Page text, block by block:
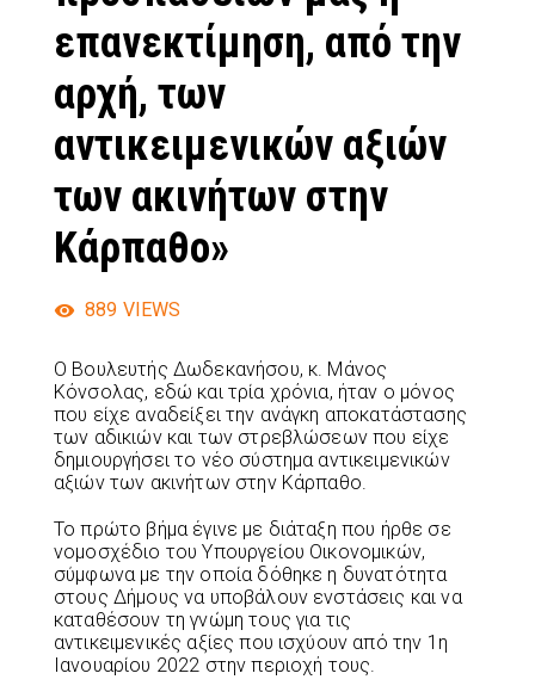
επανεκτίμηση, από την
αρχή, των
αντικειμενικών αξιών
των ακινήτων στην
Κάρπαθο»
889 VIEWS
Ο Βουλευτής Δωδεκανήσου, κ. Μάνος
Κόνσολας, εδώ και τρία χρόνια, ήταν ο μόνος
που είχε αναδείξει την ανάγκη αποκατάστασης
των αδικιών και των στρεβλώσεων που είχε
δημιουργήσει το νέο σύστημα αντικειμενικών
αξιών των ακινήτων στην Κάρπαθο.
Το πρώτο βήμα έγινε με διάταξη που ήρθε σε
νομοσχέδιο του Υπουργείου Οικονομικών,
σύμφωνα με την οποία δόθηκε η δυνατότητα
στους Δήμους να υποβάλουν ενστάσεις και να
καταθέσουν τη γνώμη τους για τις
αντικειμενικές αξίες που ισχύουν από την 1η
Ιανουαρίου 2022 στην περιοχή τους.